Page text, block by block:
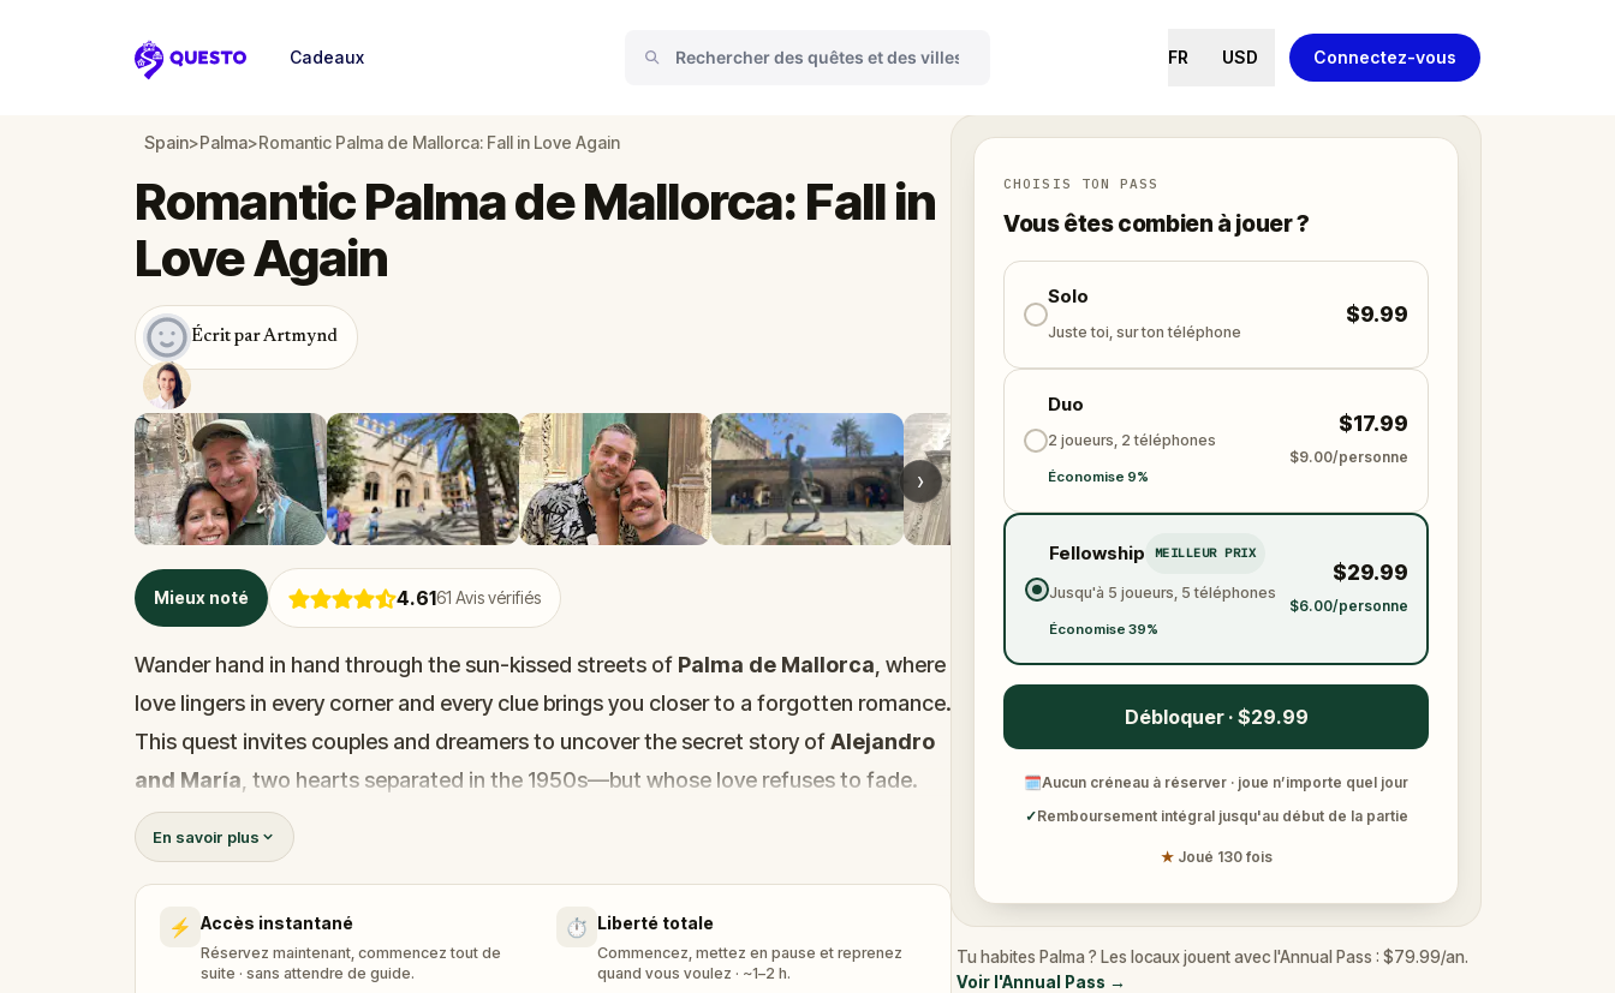
Questo
Cadeaux FR USD Connectez-vous
Spain>Palma>Romantic Palma de Mallorca: Fall in Love Again
›
Mieux noté 4.6161 Avis vérifiés
Romantic Palma de Mallorca: Fall in
Love Again
Écrit par Artmynd
Wander hand in hand through the sun-kissed streets of Palma de Mallorca , where
love lingers in every corner and every clue brings you closer to a forgotten romance.
This quest invites couples and dreamers to uncover the secret story ofAlejandro
and María , two hearts separated in the 1950s—but whose love refuses to fade.
Follow their trail through charming alleyways, timeless plazas, and hidden gems like
La Lonjaand the majestic
poetic clues, and rediscover the magic of connection. It’s more than a walk—it’s a
journey made for two, filled with laughter, curiosity, and moments you’ll never
forget.
En savoir plus
⚡ Accès instantané
Réservez maintenant, commencez tout de
suite · sans attendre de guide.
⏱️ Liberté totale
Commencez, mettez en pause et reprenez
quand vous voulez · ~1–2 h.
CHOISIS TON PASS
Vous êtes combien à jouer ?
Solo
Juste toi, sur ton téléphone
$9.99
Duo
2 joueurs, 2 téléphones
Économise 9%
$17.99
$9.00/personne
Fellowship MEILLEUR PRIX
Jusqu'à 5 joueurs, 5 téléphones
Économise 39%
$29.99
$6.00/personne
Débloquer · $29.99
🗓Aucun créneau à réserver · joue n’importe quel jour
✓Remboursement intégral jusqu'au début de la partie
★ Joué 130 fois
Tu habites Palma ? Les locaux jouent avec l'Annual Pass : $79.99/an.
Voir l'Annual Pass →